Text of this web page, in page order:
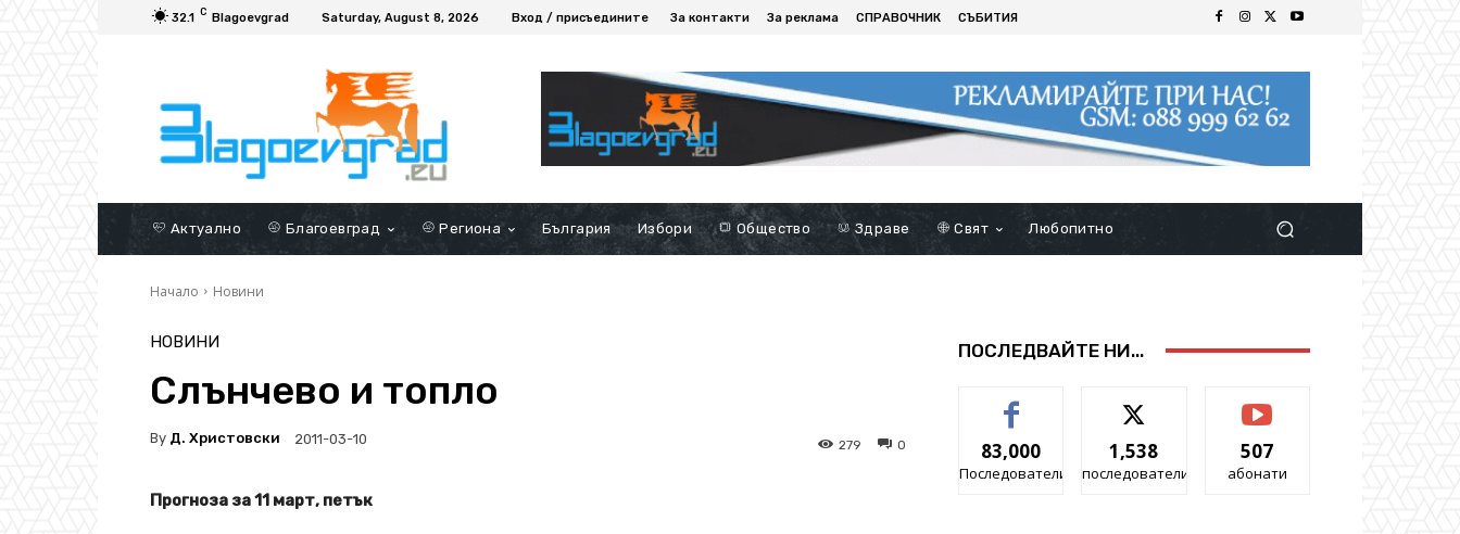
32.1 C Blagoevgrad Saturday, August 8, 2026 Вход / присъедините За контакти За реклама СПРАВОЧНИК СЪБИТИЯ
Актуално Благоевград Региона България Избори Общество Здраве Свят Любопитно
Начало Новини
НОВИНИ
Слънчево и топло
By Д. Христовски 2011-03-10 0
279
Прогноза за 11 март, петък
ПОСЛЕДВАЙТЕ НИ...
83,000
Последователи
1,538
последователи
507
абонати